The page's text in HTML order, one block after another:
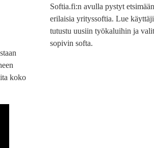
koko
Softia.fi:n avulla pystyt
erilaisia yrityssoftia. Lue
tutustu uusiin työkaluihin ja
sopivin softa.